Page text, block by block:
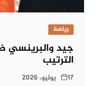
رياضة
جيد والبرينسي
الترتيب
17 يوليو، 2026